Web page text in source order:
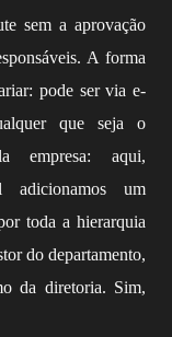
sem a aprovação
A forma
pode servia e-
que seja o
empresa: aqui,
um
toda a hierarquia
do departamento,
da diretoria. Sim,